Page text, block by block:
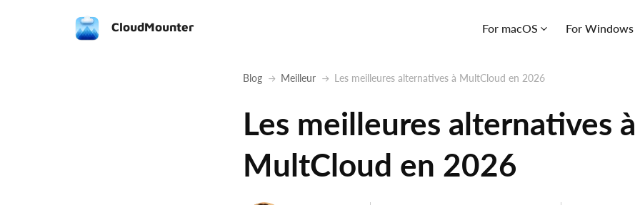
CloudMounter For macOS For Windows
Blog Meilleur Les meilleures alternatives à MultCloud en 2026
Les meilleures alternatives à
MultCloud en 2026